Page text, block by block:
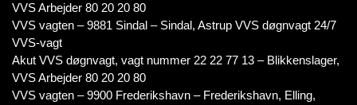
VVS Arbejder 80 20 20 80
VVS vagten – 9881 Sindal – Sindal, Astrup VVS døgnvagt 24/7
VVS-vagt
Akut VVS døgnvagt, vagt nummer 22 22 77 13 – Blikkenslager,
VVS Arbejder 80 20 20 80
VVS vagten – 9900 Frederikshavn – Frederikshavn, Elling,